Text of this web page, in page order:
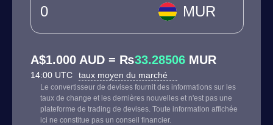
MUR
A$1.000 AUD = ₨33.28506 MUR
14:00 UTC taux moyen du marché
Le convertisseur de devises fournit des informations sur les
taux de change et les dernières nouvelles et n'est pas une
plateforme de trading de devises. Toute information affichée
ici ne constitue pas un conseil financier.